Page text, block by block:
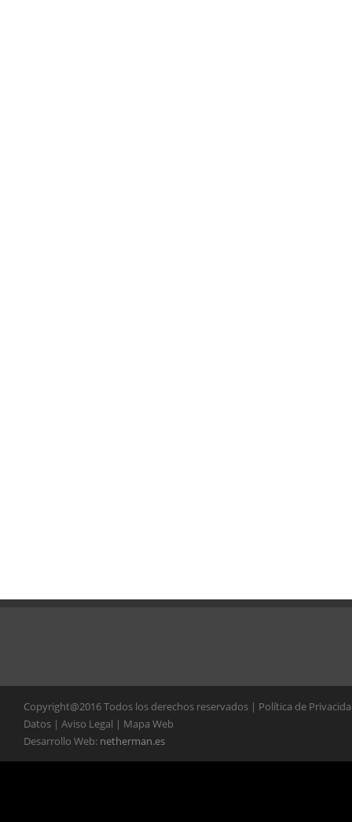
Copyright@2016 Todos los derechos reservados | Política de
Datos | Aviso Legal | Mapa Web
Desarrollo Web: netherman.es